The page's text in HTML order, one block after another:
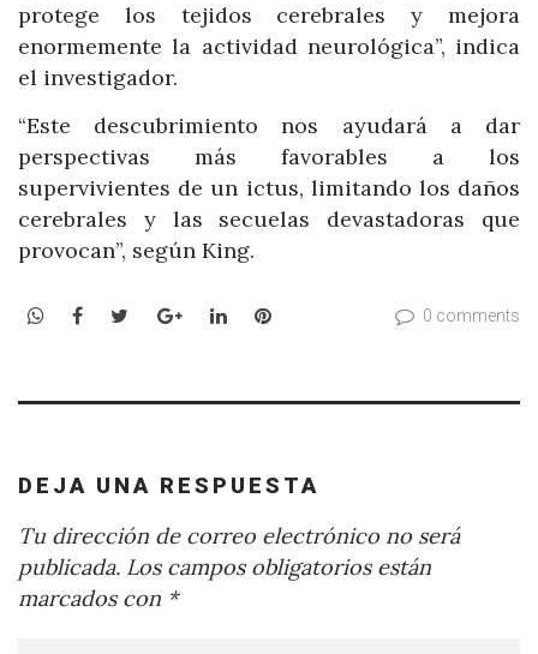
protege los tejidos cerebrales y mejora
enormemente la actividad neurológica”, indica
el investigador.
“Este descubrimiento nos ayudará a dar
perspectivas más favorables a los
supervivientes de un ictus, limitando los daños
cerebrales y las secuelas devastadoras que
provocan”, según King.
WhatsApp
Facebook
TwitterGoogle+LinkedInPinterest 0 comments
DEJA UNA RESPUESTA
Tu dirección de correo electrónico no será
publicada. Los campos obligatorios están
marcados con *